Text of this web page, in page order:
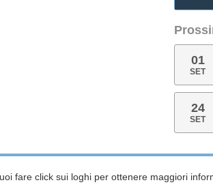
01
SET
24
SET
fare click sui loghi per ottenere maggiori